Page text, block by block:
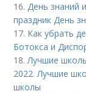
16.День знаний
праздник День
17. Как убрать
Ботокса и
18.Лучшие
2022. Лучшие
школы